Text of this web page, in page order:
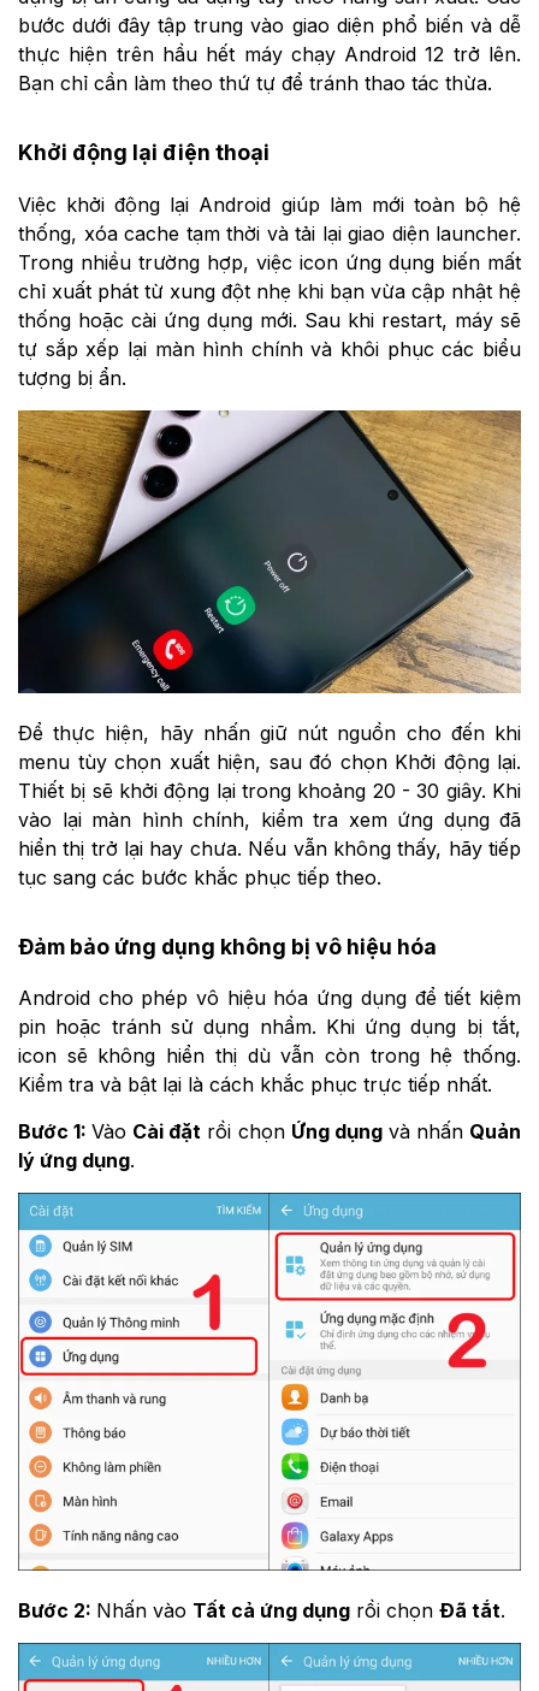
bước dưới đây tập trung vào giao diện phổ biến và dễ
thực hiện trên hầu hết máy chạy Android 12 trở lên.
Bạn chỉ cần làm theo thứ tự để tránh thao tác thừa.
Khởi động lại điện thoại
Việc khởi động lại Android giúp làm mới toàn bộ hệ
thống, xóa cache tạm thời và tải lại giao diện launcher.
Trong nhiều trường hợp, việc icon ứng dụng biến mất
chỉ xuất phát từ xung đột nhẹ khi bạn vừa cập nhật hệ
thống hoặc cài ứng dụng mới. Sau khi restart, máy sẽ
tự sắp xếp lại màn hình chính và khôi phục các biểu
tượng bị ẩn.
Để thực hiện, hãy nhấn giữ nút nguồn cho đến khi
menu tùy chọn xuất hiện, sau đó chọn Khởi động lại.
Thiết bị sẽ khởi động lại trong khoảng 20 - 30 giây. Khi
vào lại màn hình chính, kiểm tra xem ứng dụng đã
hiển thị trở lại hay chưa. Nếu vẫn không thấy, hãy tiếp
tục sang các bước khắc phục tiếp theo.
Đảm bảo ứng dụng không bị vô hiệu hóa
Android cho phép vô hiệu hóa ứng dụng để tiết kiệm
pin hoặc tránh sử dụng nhầm. Khi ứng dụng bị tắt,
icon sẽ không hiển thị dù vẫn còn trong hệ thống.
Kiểm tra và bật lại là cách khắc phục trực tiếp nhất.
Bước 1:Vào Cài đặt rồi chọn Ứng dụngvà nhấn Quản
lý ứng dụng.
Bước 2: Nhấn vào Tất cả ứng dụng rồi chọn Đã tắt.